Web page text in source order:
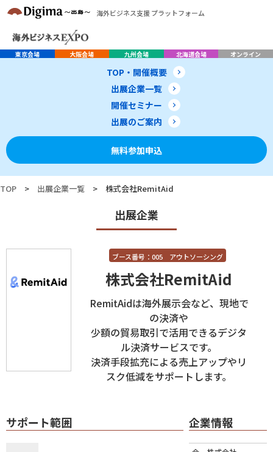
海外ビジネス支援 プラットフォーム
東京会場 大阪会場 九州会場 北海道会場 オンライン
TOP・開催概要
出展企業一覧
開催セミナー
出展のご案内
無料参加申込
TOP > 出展企業一覧 > 株式会社RemitAid
出展企業
ブース番号：005 アウトソーシング
株式会社RemitAid
RemitAidは海外展示会など、現地で
の決済や
少額の貿易取引で活用できるデジタ
ル決済サービスです。
決済手段拡充による売上アップやリ
スク低減をサポートします。
サポート範囲 企業情報